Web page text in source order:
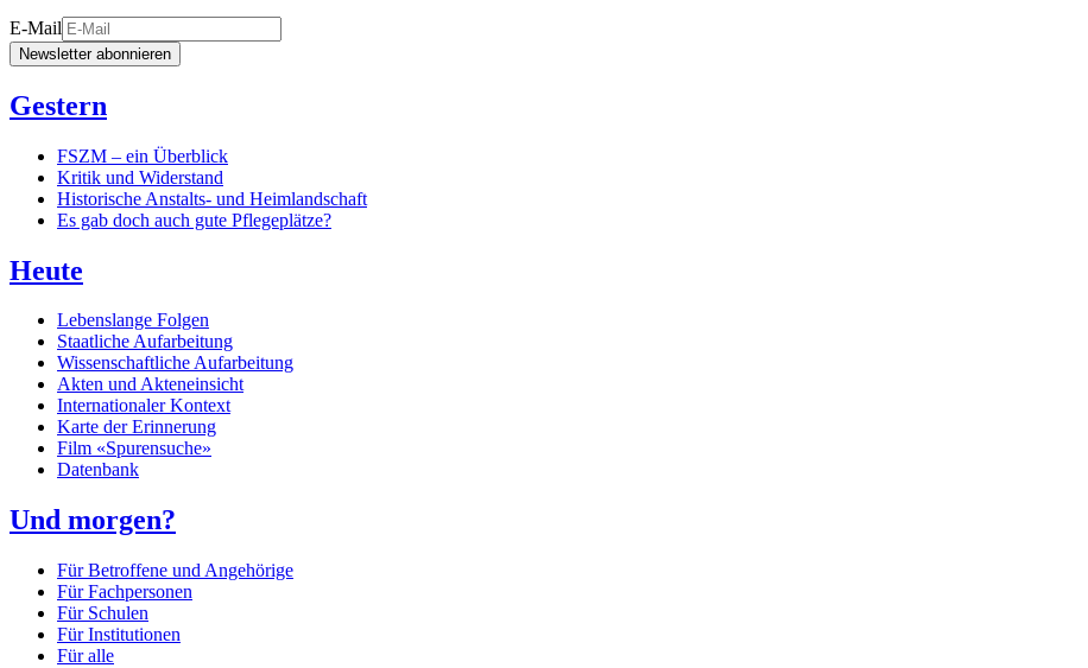
E-Mail
Newsletter abonnieren
Gestern
FSZM – ein Überblick
Kritik und Widerstand
Historische Anstalts- und Heimlandschaft
Es gab doch auch gute Pflegeplätze?
Heute
Lebenslange Folgen
Staatliche Aufarbeitung
Wissenschaftliche Aufarbeitung
Akten und Akteneinsicht
Internationaler Kontext
Karte der Erinnerung
Film «Spurensuche»
Datenbank
Und morgen?
Für Betroffene und Angehörige
Für Fachpersonen
Für Schulen
Für Institutionen
Für alle